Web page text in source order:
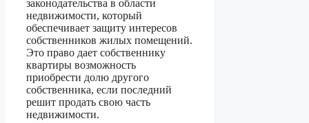
законодательства в области
недвижимости, который
обеспечивает защиту интересов
собственников жилых помещений.
Это право дает собственнику
квартиры возможность
приобрести долю другого
собственника, если последний
решит продать свою часть
недвижимости.